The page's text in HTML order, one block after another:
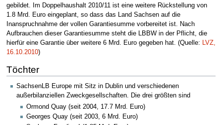
gebildet. Im Doppelhaushalt 2010/11 ist eine weitere Rückstellung von
1.8 Mrd. Euro eingeplant, so dass das Land Sachsen auf die
Inanspruchnahme der vollen Garantiesumme vorbereitet ist. Nach
Aufbrauchen dieser Garantiesumme steht die LBBW in der Pflicht, die
hierfür eine Garantie über weitere 6 Mrd. Euro gegeben hat. (Quelle:
LVZ,
16.10.2010)
Töchter
SachsenLB Europe mit Sitz in Dublin und verschiedenen
außerbilanziellen Zweckgesellschaften. Die drei größten sind
Ormond Quay (seit 2004, 17.7 Mrd. Euro)
Georges Quay (seit 2003, 6 Mrd. Euro)